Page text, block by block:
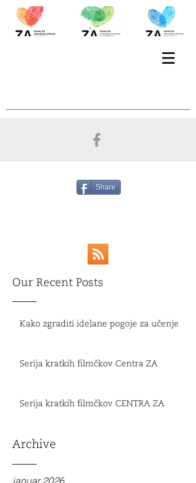
Share
Our Recent Posts
Kako zgraditi idelane pogoje za učenje
Serija kratkih filmčkov Centra ZA
Serija kratkih filmčkov CENTRA ZA
Archive
januar 2026